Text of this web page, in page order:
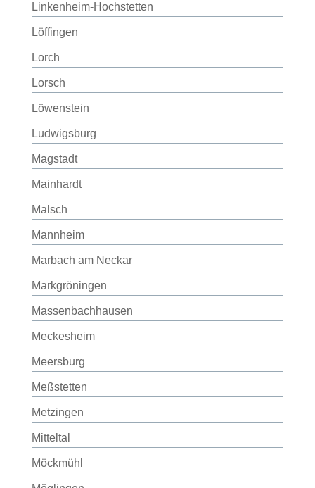
Linkenheim-Hochstetten
Löffingen
Lorch
Lorsch
Löwenstein
Ludwigsburg
Magstadt
Mainhardt
Malsch
Mannheim
Marbach am Neckar
Markgröningen
Massenbachhausen
Meckesheim
Meersburg
Meßstetten
Metzingen
Mitteltal
Möckmühl